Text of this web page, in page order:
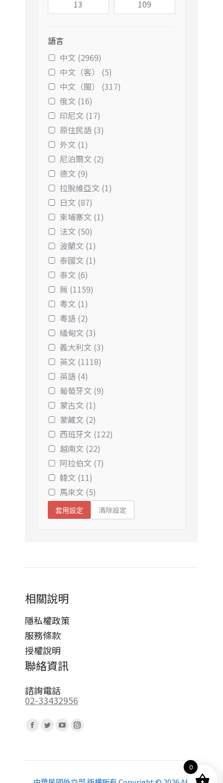
語言
中文 (2969)
中文（客） (5)
中文（閩） (317)
俄文 (16)
印尼文 (17)
原住民語 (3)
外文 (1)
尼泊爾文 (2)
德文 (9)
拉脫維亞文 (1)
日文 (87)
柬埔寨文 (1)
法文 (50)
波蘭文 (1)
泰國文 (1)
泰文 (6)
無 (1159)
粵文 (1)
粵語 (2)
緬甸文 (3)
義大利文 (3)
英文 (1118)
英語 (4)
葡萄牙文 (9)
蒙古文 (1)
蒙藏文 (2)
西班牙文 (122)
越南文 (22)
阿拉伯文 (7)
韓文 (11)
馬來文 (5)
套用設定 清除設定
相關說明
隱私權政策
服務條款
授權說明
聯絡資訊
諮詢電話
02-33432956
Facebook
opens
Twitter
opens
YouTube
opens
Instagram
opens
0